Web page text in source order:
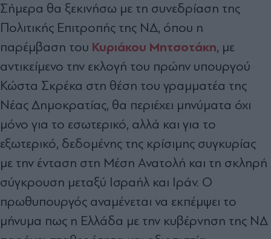
Σήμερα θα ξεκινήσω με τη συνεδρίαση της
Πολιτικής Επιτροπής της ΝΔ, όπου η
παρέμβαση του Κυριάκου Μητσοτάκη, με
αντικείμενο την εκλογή του πρώην υπουργού
Κώστα Σκρέκα στη θέση του γραμματέα της
Νέας Δημοκρατίας, θα περιέχει μηνύματα όχι
μόνο για το εσωτερικό, αλλά και για το
εξωτερικό, δεδομένης της κρίσιμης συγκυρίας
με την ένταση στη Μέση Ανατολή και τη σκληρή
σύγκρουση μεταξύ Ισραήλ και Ιράν. Ο
πρωθυπουργός αναμένεται να εκπέμψει το
μήνυμα πως η Ελλάδα με την κυβέρνηση της ΝΔ